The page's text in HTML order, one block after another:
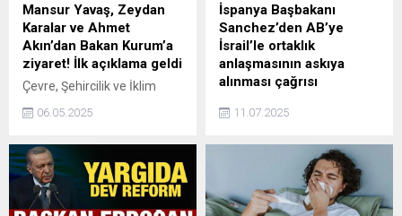
Mansur Yavaş, Zeydan
Karalar ve Ahmet
Akın’dan Bakan Kurum’a
ziyaret! İlk açıklama geldi
Çevre, Şehircilik ve İklim
Kurum, CHP'li başkanlar
Karalar ve Ahmet Akın ile
görüştü. Bakan Kurum, iş
birliği mesajı verdi.
06.05.2025
İspanya Başbakanı
Sanchez’den AB’ye
İsrail’le ortaklık
anlaşmasının askıya
alınması çağrısı
Sanchez, Avrupa Birliği
Anlaşması'nın derhal askıya
alınması çağrısında bulundu.
11.07.2025